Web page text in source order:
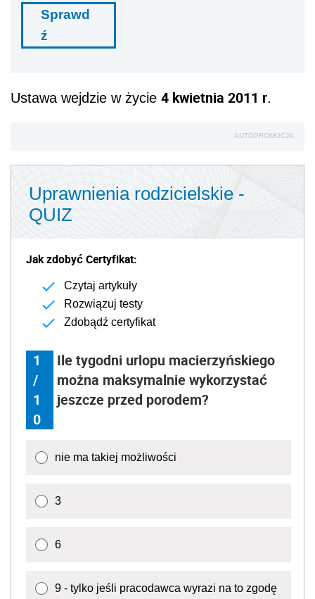
Sprawd
ź
Ustawa wejdzie w życie 4 kwietnia 2011 r.
AUTOPROMOCJA
Uprawnienia rodzicielskie -
QUIZ
Jak zdobyć Certyfikat:
Czytaj artykuły
Rozwiązuj testy
Zdobądź certyfikat
1
/
1
0
Ile tygodni urlopu macierzyńskiego
można maksymalnie wykorzystać
jeszcze przed porodem?
nie ma takiej możliwości
3
6
9 - tylko jeśli pracodawca wyrazi na to zgodę